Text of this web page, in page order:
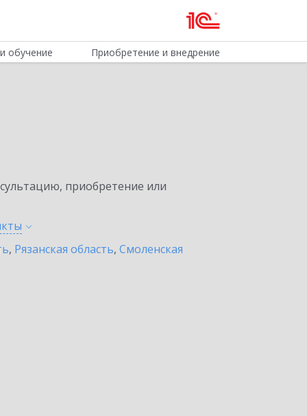
обучение Приобретение и внедрение
приобретение или
, Рязанская область, Смоленская